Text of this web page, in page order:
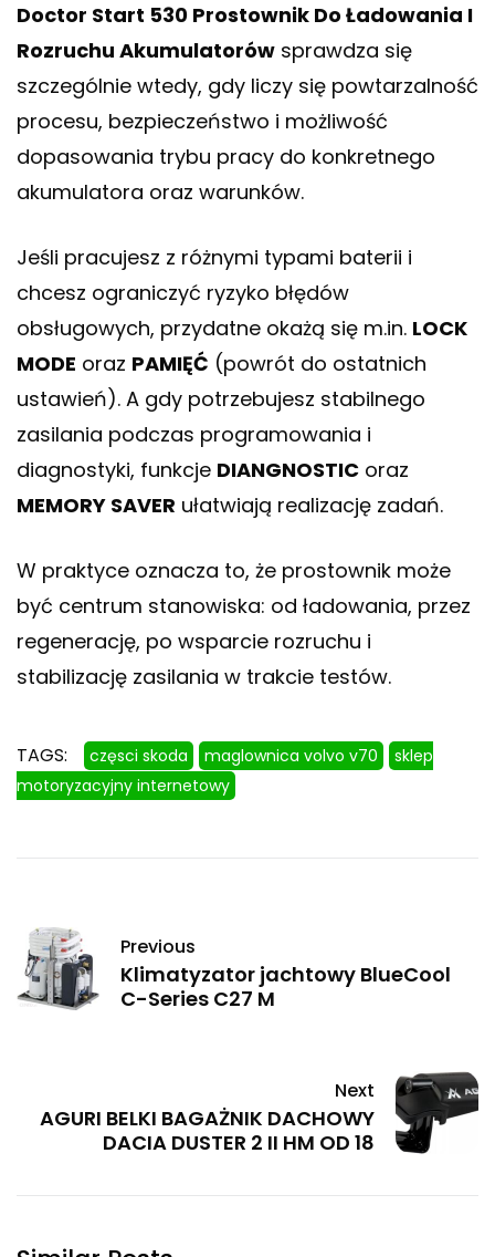
Doctor Start 530 Prostownik Do Ładowania I
Rozruchu Akumulatorów sprawdza się
szczególnie wtedy, gdy liczy się powtarzalność
procesu, bezpieczeństwo i możliwość
dopasowania trybu pracy do konkretnego
akumulatora oraz warunków.
Jeśli pracujesz z różnymi typami baterii i
chcesz ograniczyć ryzyko błędów
obsługowych, przydatne okażą się m.in. LOCK
MODE oraz PAMIĘĆ (powrót do ostatnich
ustawień). A gdy potrzebujesz stabilnego
zasilania podczas programowania i
diagnostyki, funkcje DIANGNOSTIC oraz
MEMORY SAVER ułatwiają realizację zadań.
W praktyce oznacza to, że prostownik może
być centrum stanowiska: od ładowania, przez
regenerację, po wsparcie rozruchu i
stabilizację zasilania w trakcie testów.
TAGS: częsci skoda maglownica volvo v70
sklep
motoryzacyjny internetowy
Previous
Klimatyzator jachtowy BlueCool
C-Series C27 M
Next
AGURI BELKI BAGAŻNIK DACHOWY
DACIA DUSTER 2 II HM OD 18